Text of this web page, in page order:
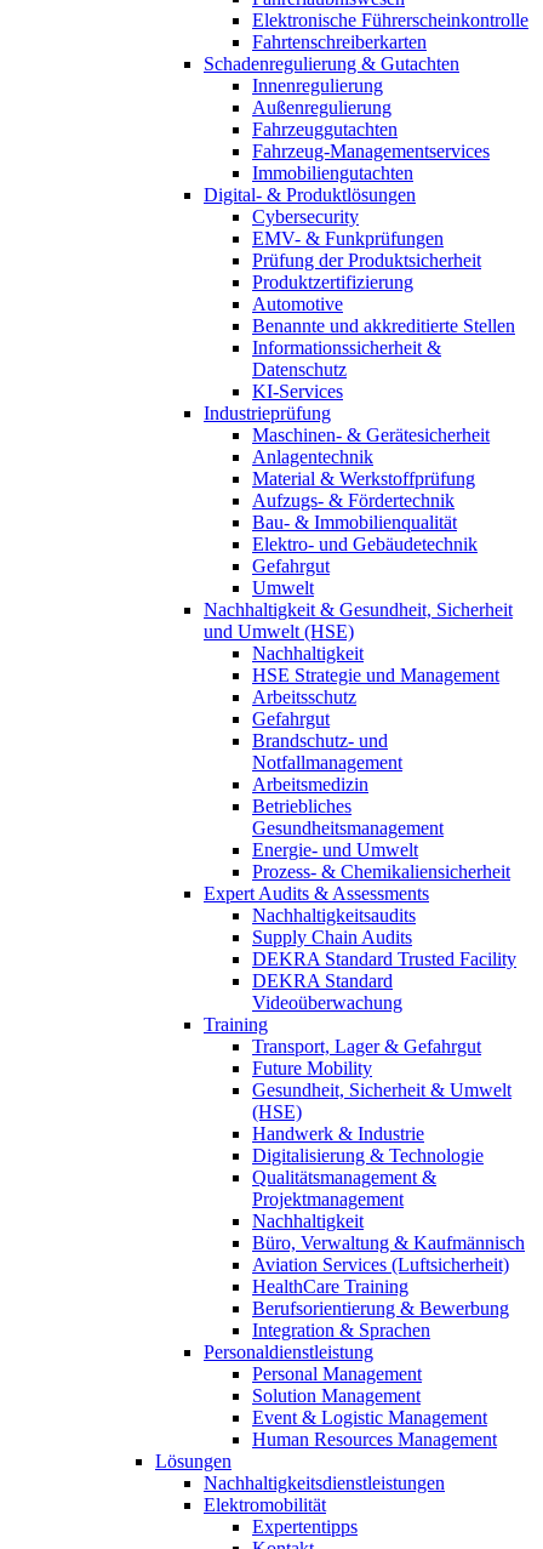
Elektronische Führerscheinkontrolle
Fahrtenschreiberkarten
Schadenregulierung & Gutachten
Innenregulierung
Außenregulierung
Fahrzeuggutachten
Fahrzeug-Managementservices
Immobiliengutachten
Digital- & Produktlösungen
Cybersecurity
EMV- & Funkprüfungen
Prüfung der Produktsicherheit
Produktzertifizierung
Automotive
Benannte und akkreditierte Stellen
Informationssicherheit &
Datenschutz
KI-Services
Industrieprüfung
Maschinen- & Gerätesicherheit
Anlagentechnik
Material & Werkstoffprüfung
Aufzugs- & Fördertechnik
Bau- & Immobilienqualität
Elektro- und Gebäudetechnik
Gefahrgut
Umwelt
Nachhaltigkeit & Gesundheit, Sicherheit
und Umwelt (HSE)
Nachhaltigkeit
HSE Strategie und Management
Arbeitsschutz
Gefahrgut
Brandschutz- und
Notfallmanagement
Arbeitsmedizin
Betriebliches
Gesundheitsmanagement
Energie- und Umwelt
Prozess- & Chemikaliensicherheit
Expert Audits & Assessments
Nachhaltigkeitsaudits
Supply Chain Audits
DEKRA Standard Trusted Facility
DEKRA Standard
Videoüberwachung
Training
Transport, Lager & Gefahrgut
Future Mobility
Gesundheit, Sicherheit & Umwelt
(HSE)
Handwerk & Industrie
Digitalisierung & Technologie
Qualitätsmanagement &
Projektmanagement
Nachhaltigkeit
Büro, Verwaltung & Kaufmännisch
Aviation Services (Luftsicherheit)
HealthCare Training
Berufsorientierung & Bewerbung
Integration & Sprachen
Personaldienstleistung
Personal Management
Solution Management
Event & Logistic Management
Human Resources Management
Lösungen
Nachhaltigkeitsdienstleistungen
Elektromobilität
Expertentipps